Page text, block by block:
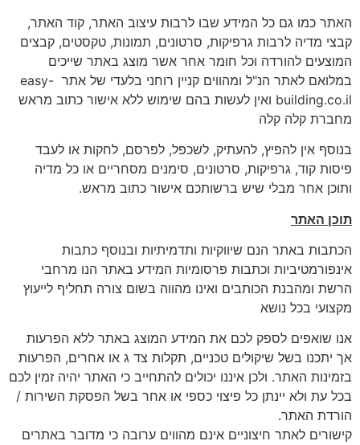
האתר כמו גם כל המידע שבו לרבות עיצוב האתר, קוד האתר,
קבצי מדיה לרבות גרפיקות, סרטונים, תמונות, טקסטים, קבצים
המוצעים להורדה וכל חומר אחר אשר מוצג באתר שייכים
במלואם לאתר הנ"ל ומהווים קניין רוחני בלעדי של אתר easy-
building.co.il ואין לעשות בהם שימוש ללא אישור כתוב מראש
מחברת קלה קלה
בנוסף אין להפיץ, להעתיק, לשכפל, לפרסם, לחקות או לעבד
פיסות קוד, גרפיקות, סרטונים, סימנים מסחריים או כל מדיה
ותוכן אחר מבלי שיש ברשותכם אישור כתוב מראש.
תוכן האתר
הכתבות באתר הנם שיווקיות ותדמיתיות ובנוסף כתבות
אינפורמטיביות וכתבות פרסומיות המידע באתר הנו מרחבי
הרשת ומהבנת הכותבים ואינו מהווה בשום צורה תחליף לייעוץ
מקצועי בכל נושא
אנו שואפים לספק לכם את המידע המוצג באתר ללא הפרעות
אך יתכנו בשל שיקולים טכניים, תקלות צד ג או אחרים, הפרעות
בזמינות האתר. ולכן איננו יכולים להתחייב כי האתר יהיה זמין לכם
בכל עת ולא יינתן כל פיצוי כספי או אחר בשל הפסקת השירות /
הורדת האתר.
קישורים לאתר חיצוניים אינם מהווים ערובה כי מדובר באתרים